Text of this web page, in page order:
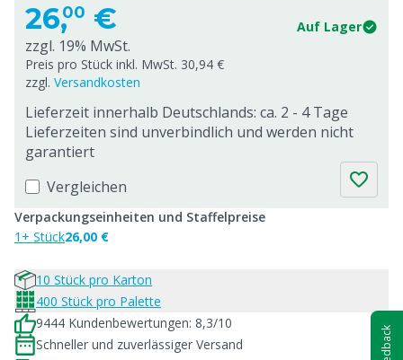
26,00 € Auf Lager
zzgl. 19% MwSt.
Preis pro Stück inkl. MwSt. 30,94 €
zzgl. Versandkosten
Lieferzeit innerhalb Deutschlands: ca. 2 - 4 Tage
Lieferzeiten sind unverbindlich und werden nicht
garantiert
Vergleichen
Verpackungseinheiten und Staffelpreise
1+ Stück26,00 €
10 Stück pro Karton
400 Stück pro Palette
9444 Kundenbewertungen: 8,3/10
Schneller und zuverlässiger Versand
Feedback